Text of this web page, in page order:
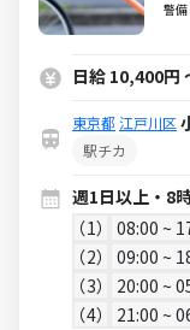
経
警備
日給 10,400円
東京都 江戸川区
駅チカ
週1日以上・8
1
08:00 ~
2 09:00 ~
3 20:00 ~
4 21:00 ~